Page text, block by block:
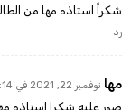
شكراً استاذه مها من
رد
مها نوفمبر 22, 2021 في 6:14 م
صور عليه شكرا استاذه